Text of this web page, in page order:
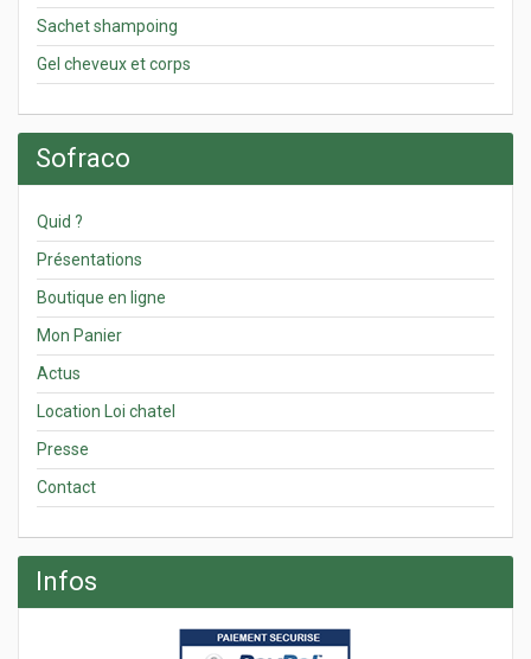
Sachet shampoing
Gel cheveux et corps
Sofraco
Quid ?
Présentations
Boutique en ligne
Mon Panier
Actus
Location Loi chatel
Presse
Contact
Infos